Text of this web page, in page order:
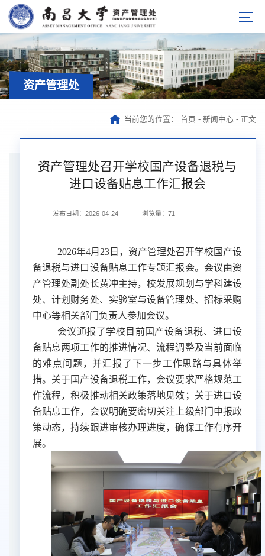
资产管理处
当前您的位置： 首页 - 新闻中心 - 正文
资产管理处召开学校国产设备退税与
进口设备贴息工作汇报会
发布日期：2026-04-24 浏览量： 71
2026年4月 23 日 ，资产管理处召开学校国产设
备退税与进口设备贴息工作专题汇报会。会议由资
产管理处副处长黄冲主持，校发展规划与学科建设
处、计划财务处、实验室与设备管理处、招标采购
中心等相关部门负责人参加会议。
会议通报了学校目前国产设备退税、进口设
备贴息两项工作的推进情况、流程调整及当前面临
的难点问题，并汇报了下一步工作思路与具体举
措。关于国产设备退税工作，会议要求严格规范工
作流程，积极推动相关政策落地见效；关于进口设
备贴息工作，会议明确要密切关注上级部门申报政
策动态，持续跟进审核办理进度，确保工作有序开
展。